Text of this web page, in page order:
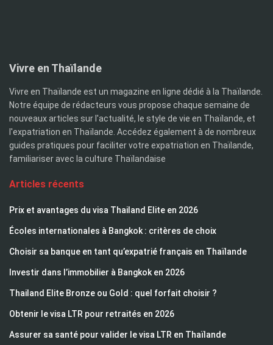
Vivre en Thaïlande
Vivre en Thaïlande est un magazine en ligne dédié à la Thaïlande.
Notre équipe de rédacteurs vous propose chaque semaine de
nouveaux articles sur l'actualité, le style de vie en Thaïlande, et
l'expatriation en Thaïlande. Accédez également à de nombreux
guides pratiques pour faciliter votre expatriation en Thaïlande,
familiariser avec la culture Thaïlandaise
Articles récents
Prix et avantages du visa Thailand Elite en 2026
Écoles internationales à Bangkok : critères de choix
Choisir sa banque en tant qu’expatrié français en Thaïlande
Investir dans l’immobilier à Bangkok en 2026
Thailand Elite Bronze ou Gold : quel forfait choisir ?
Obtenir le visa LTR pour retraités en 2026
Assurer sa santé pour valider le visa LTR en Thaïlande